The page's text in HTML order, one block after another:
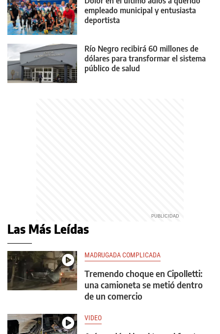
empleado municipal y entusiasta
deportista
Río Negro recibirá 60 millones de
dólares para transformar el sistema
público de salud
Las Más Leídas
MADRUGADA COMPLICADA
Tremendo choque en Cipolletti:
una camioneta se metió dentro
de un comercio
VIDEO